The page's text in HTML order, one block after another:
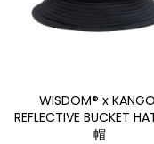
WISDOM® x
REFLECTIVE BUCKET
帽